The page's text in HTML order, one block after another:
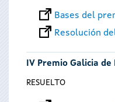
Bases del
Resolución
IV Premio Galicia
RESUELTO